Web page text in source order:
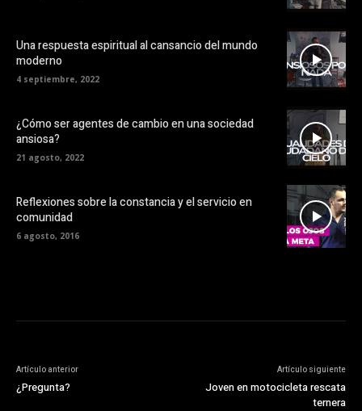
Una respuesta espiritual al cansancio del mundo
moderno
4 septiembre, 2022
¿Cómo ser agentes de cambio en una sociedad
ansiosa?
21 agosto, 2022
Reflexiones sobre la constancia y el servicio en
comunidad
6 agosto, 2016
Artículo anterior
¿Pregunta?
Artículo siguiente
Joven en motocicleta rescata
ternera